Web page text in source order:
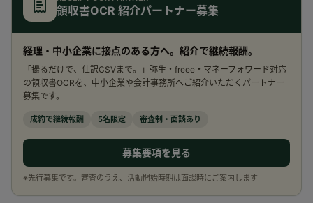
領収書OCR 紹介パートナー募集
経理・中小企業に接点のある方へ。紹介で継続報酬。
「撮るだけで、仕訳CSVまで。」弥生・freee・マネーフォワード対応
の領収書OCRを、中小企業や会計事務所へご紹介いただくパートナー
募集です。
成約で継続報酬 5名限定 審査制・面談あり
募集要項を見る
※先行募集です。審査のうえ、活動開始時期は面談時にご案内します